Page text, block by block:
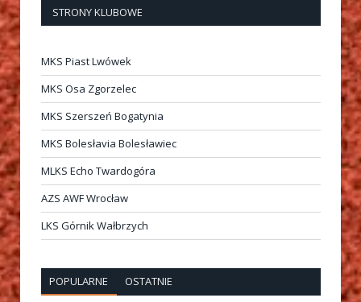
STRONY KLUBOWE
MKS Piast Lwówek
MKS Osa Zgorzelec
MKS Szerszeń Bogatynia
MKS Bolesłavia Bolesławiec
MLKS Echo Twardogóra
AZS AWF Wrocław
LKS Górnik Wałbrzych
POPULARNE OSTATNIE